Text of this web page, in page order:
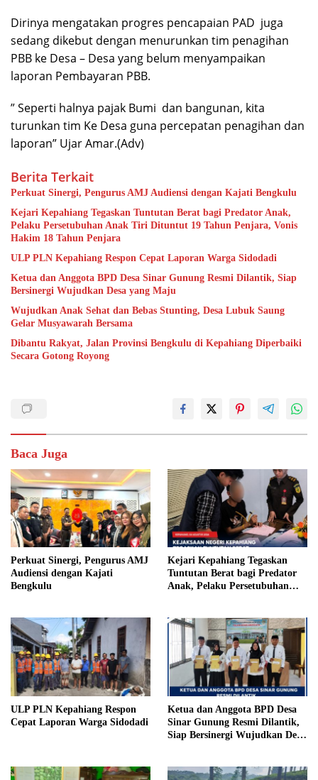
Dirinya mengatakan progres pencapaian PAD juga
sedang dikebut dengan menurunkan tim penagihan
PBB ke Desa – Desa yang belum menyampaikan
laporan Pembayaran PBB.
” Seperti halnya pajak Bumi dan bangunan, kita
turunkan tim Ke Desa guna percepatan penagihan dan
laporan” Ujar Amar.(Adv)
Berita Terkait
Perkuat Sinergi, Pengurus AMJ Audiensi dengan Kajati Bengkulu
Kejari Kepahiang Tegaskan Tuntutan Berat bagi Predator Anak,
Pelaku Persetubuhan Anak Tiri Dituntut 19 Tahun Penjara, Vonis
Hakim 18 Tahun Penjara
ULP PLN Kepahiang Respon Cepat Laporan Warga Sidodadi
Ketua dan Anggota BPD Desa Sinar Gunung Resmi Dilantik, Siap
Bersinergi Wujudkan Desa yang Maju
Wujudkan Anak Sehat dan Bebas Stunting, Desa Lubuk Saung
Gelar Musyawarah Bersama
Dibantu Rakyat, Jalan Provinsi Bengkulu di Kepahiang Diperbaiki
Secara Gotong Royong
Baca Juga
Perkuat Sinergi, Pengurus AMJ
Audiensi dengan Kajati
Bengkulu
Kejari Kepahiang Tegaskan
Tuntutan Berat bagi Predator
Anak, Pelaku Persetubuhan
Penjara
ULP PLN Kepahiang Respon
Cepat Laporan Warga Sidodadi
Ketua dan Anggota BPD Desa
Sinar Gunung Resmi Dilantik,
Siap Bersinergi Wujudkan Desa